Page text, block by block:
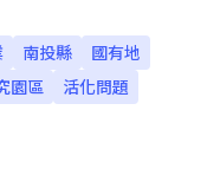
南投縣
國有地
園區
活化問題